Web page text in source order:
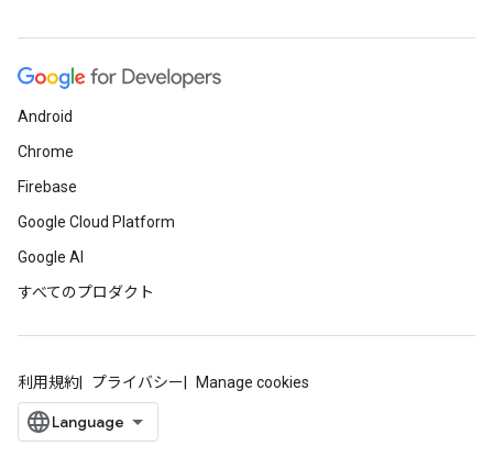
Android
Chrome
Firebase
Google Cloud Platform
Google AI
すべてのプロダクト
利用規約 プライバシー Manage cookies